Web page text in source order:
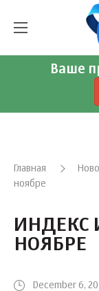
Ваше
Главная
ноябре
ИНДЕКС
НОЯБРЕ
December 6,